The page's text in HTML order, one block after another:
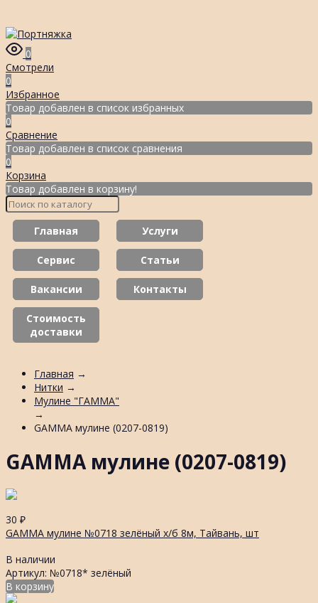
0
Смотрели
0
Избранное
Товар добавлен в список избранных
0
Сравнение
Товар добавлен в список сравнения
0
Корзина
Товар добавлен в корзину!
Главная Услуги
Сервис Статьи
Вакансии Контакты
Стоимость
доставки
Главная →
Нитки →
Мулине "ГАММА"
→
GAMMA мулине (0207-0819)
GAMMA мулине (0207-0819)
30 ₽
GAMMA мулине №0718 зелёный х/б 8м, Тайвань, шт
В наличии
Артикул: №0718* зелёный
В корзину